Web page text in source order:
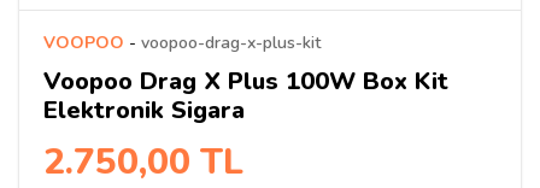
VOOPOO - voopoo-drag-x-plus-kit
Voopoo Drag X Plus 100W Box Kit
Elektronik Sigara
2.750,00 TL